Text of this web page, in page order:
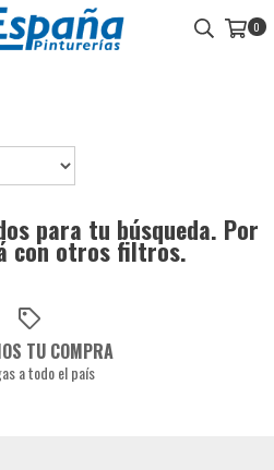
0
para tu búsqueda. Por
con otros filtros.
TU COMPRA
a todo el país